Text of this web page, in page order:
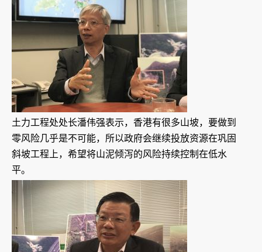
土力工程处处长潘伟强表示，香港有很多山坡，要做到
零风险几乎是不可能，所以政府会继续投放资源在巩固
斜坡工程上，希望将山泥倾泻的风险持续控制在低水
平。